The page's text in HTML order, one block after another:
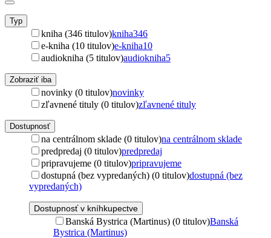
Typ
kniha (346 titulov)kniha346
e-kniha (10 titulov)e-kniha10
audiokniha (5 titulov)audiokniha5
Zobraziť iba
novinky (0 titulov)novinky
zľavnené tituly (0 titulov)zľavnené tituly
Dostupnosť
na centrálnom sklade (0 titulov)na centrálnom sklade
predpredaj (0 titulov)predpredaj
pripravujeme (0 titulov)pripravujeme
dostupná (bez vypredaných) (0 titulov)dostupná (bez
vypredaných)
Dostupnosť v kníhkupectve
Banská Bystrica (Martinus) (0 titulov)Banská
Bystrica (Martinus)